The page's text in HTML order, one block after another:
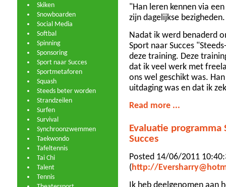
Skiken
Snowboarden
Social Media
Softbal
Spinning
Sponsoring
Sport naar Succes
Sportmetaforen
Squash
Steeds beter worden
Strandzeilen
Surfen
Survival
Synchroonzwemmen
Taekwondo
Tafeltennis
Tai Chi
Talent
Tennis
"Han leren kennen via
zijn dagelijkse bezigheden.
Nadat ik werd benaderd
Sport naar Succes
deze training. Deze
dat ik veel werk met
ons wel geschikt was.
uitdaging was en dat ik
Read more ...
Evaluatie programma
Succes
Posted 14/06/2011
( http://
Ik heb deelgenomen aan